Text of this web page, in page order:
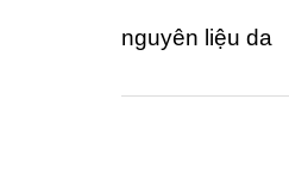
nguyên liệu da